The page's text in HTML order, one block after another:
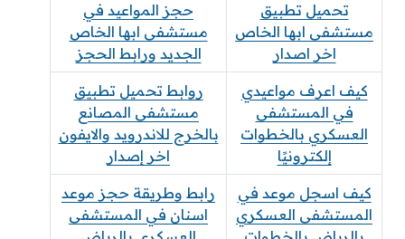
تحميل تطبيق
مستشفى ابها الخاص
اخر اصدار
حجز المواعيد في
مستشفى ابها الخاص
الجديد ورابط الحجز
كيف اعرف مواعيدي
في المستشفى
العسكري بالخطوات
إلكترونيًا
روابط تحميل تطبيق
مستشفى المصانع
بالخرج للاندرويد والايفون
اخر إصدار
كيف اسجل موعد في
المستشفى العسكري
رابط وطريقة حجز موعد
اسنان في المستشفى